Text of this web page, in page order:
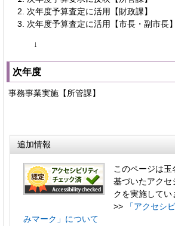
次年度予算査定に活用【財政課】
次年度予算査定に活用【市長・副市長】
↓
次年度
事務事業実施【所管課】
追加情報
このページは玉
基づいたアクセ
クを実施してい
>>
「アクセシ
みマーク」について